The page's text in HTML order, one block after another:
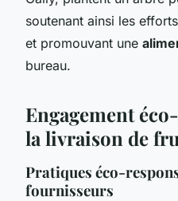
soutenant ainsi les
et promouvant une
bureau.
Engagement
la livraison de
Pratiques éco-
fournisseurs